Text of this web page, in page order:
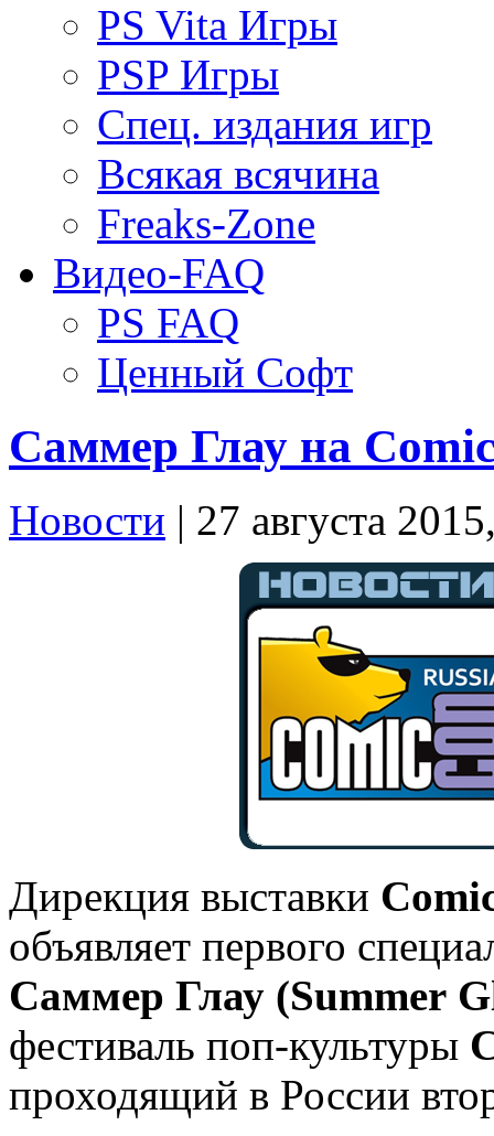
PS Vita Игры
PSP Игры
Спец. издания игр
Всякая всячина
Freaks-Zone
Видео-FAQ
PS FAQ
Ценный Софт
Саммер Глау на
Новости | 27 августа
Дирекция выставки
объявляет первого
Саммер Глау (Summer
фестиваль поп-культуры
проходящий в России